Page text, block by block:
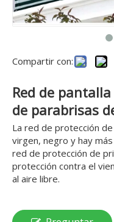
Compartir con:
Red de
de parabrisas
La red de protección
virgen, negro y hay
red de protección de
protección contra el
al aire libre.